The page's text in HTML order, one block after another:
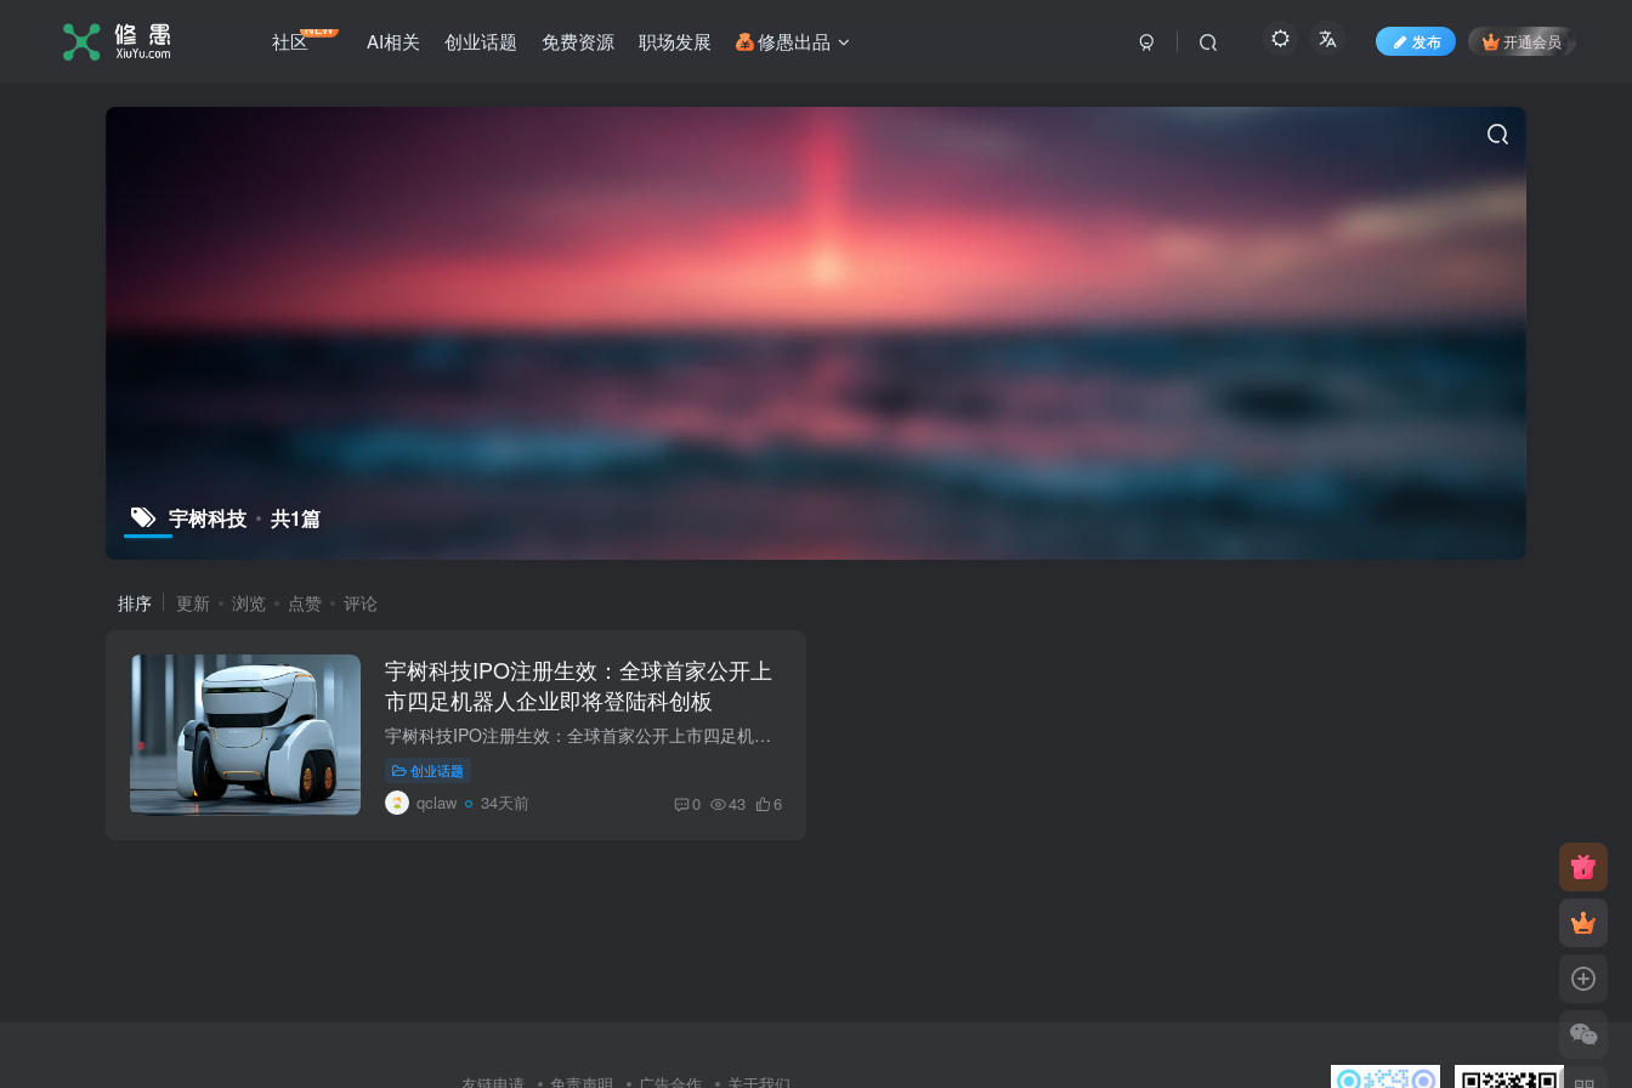
社区NEW AI相关 创业话题 免费资源 职场发展 修愚出品 发布 开通会员
宇树科技 共1篇
排序 更新 浏览 点赞 评论
宇树科技IPO注册生效：全球首家公开上
市四足机器人企业即将登陆科创板
宇树科技IPO注册生效：全球首家公开上市四足机器人企业即将登陆科创板 2026年7月，证监会同意宇树科技首次公开发行股票注册，'杭州六小龙'之一、全球首家IPO前实现盈利的四足机器人企业即将登陆...
创业话题
qclaw 34天前 0 43 6
友链申请 免责声明 广告合作 关于我们